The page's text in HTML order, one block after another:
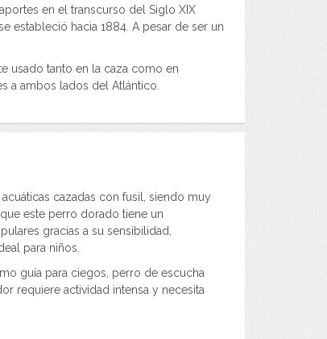
en el transcurso del Siglo XIX
estableció hacia 1884. A pesar de ser un
usado tanto en la caza como en
a ambos lados del Atlántico.
cazadas con fusil, siendo muy
este perro dorado tiene un
gracias a su sensibilidad,
para niños.
guía para ciegos, perro de escucha
requiere actividad intensa y necesita